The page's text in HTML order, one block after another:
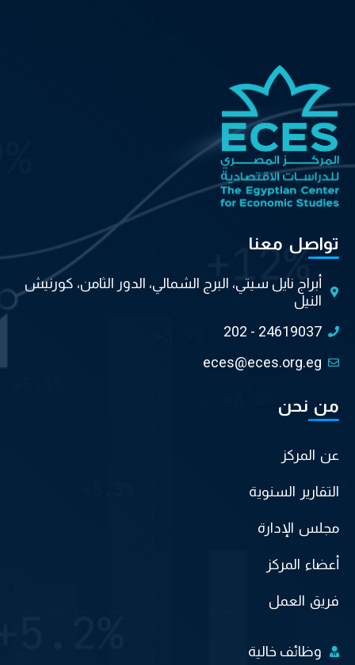
تواصل معنا
أبراج نايل سيتي، البرج الشمالي، الدور الثامن، كورنيش
النيل
202 - 24619037
eces@eces.org.eg
من نحن
عن المركز
التقارير السنوية
مجلس الإدارة
أعضاء المركز
فريق العمل
وظائف خالية